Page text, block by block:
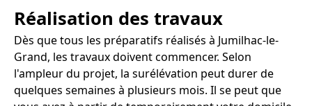
Réalisation des travaux
Dès que tous les préparatifs réalisés à Jumilhac-le-
Grand, les travaux doivent commencer. Selon
l'ampleur du projet, la surélévation peut durer de
quelques semaines à plusieurs mois. Il se peut que